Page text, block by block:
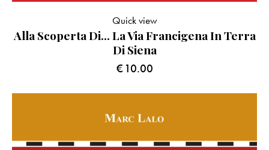
Alla Scoperta Di… La Via Francigena In Terra
Di Siena
€10.00
Quick view